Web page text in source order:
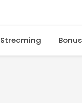
Streaming Bonus